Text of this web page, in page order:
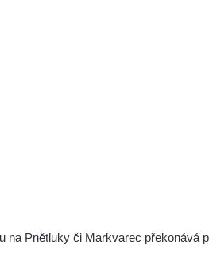
na Pnětluky či Markvarec překonává